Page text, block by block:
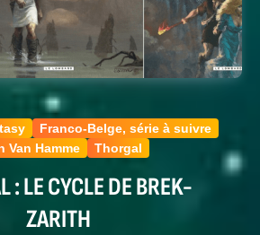
Franco-Belge, série à suivre
Van Hamme
Thorgal
: LE CYCLE DE BREK-
ZARITH